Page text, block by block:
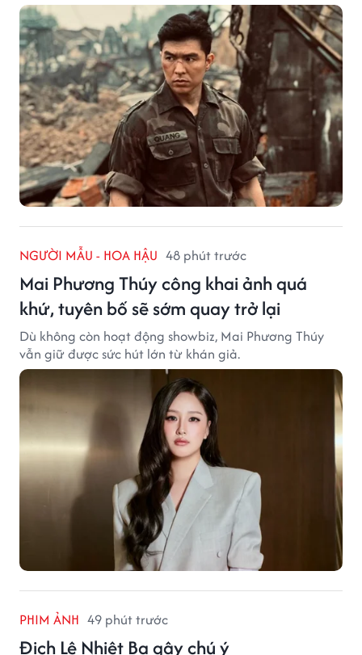
NGƯỜI MẪU - HOA HẬU 48 phút trước
Mai Phương Thúy công khai ảnh quá
khứ, tuyên bố sẽ sớm quay trở lại
Dù không còn hoạt động showbiz, Mai Phương Thúy
vẫn giữ được sức hút lớn từ khán giả.
PHIM ẢNH 49 phút trước
Địch Lệ Nhiệt Ba gây chú ý